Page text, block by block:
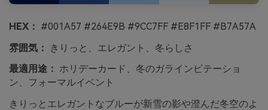
HEX： #001A57 #264E9B #9CC7FF #E8F1FF #B7A57A
雰囲気：
きりっと、エレガント、冬らしさ
最適用途： ホリデーカード、冬のガラインビテーショ
ン、フォーマルイベント
きりっとエレガントなブルーが新雪の影や澄んだ冬空のよ